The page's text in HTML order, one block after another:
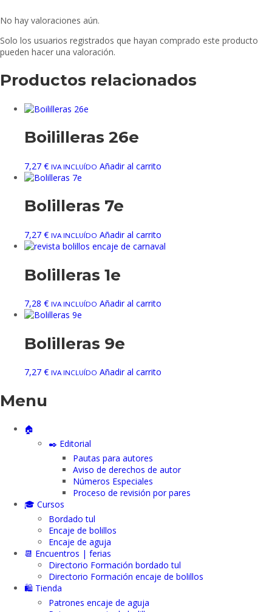
No hay valoraciones aún.
Solo los usuarios registrados que hayan comprado este producto
pueden hacer una valoración.
Productos relacionados
Boililleras 26e
7,27 € IVA INCLUÍDO Añadir al carrito
Bolilleras 7e
7,27 € IVA INCLUÍDO Añadir al carrito
Bolilleras 1e
7,28 € IVA INCLUÍDO Añadir al carrito
Bolilleras 9e
7,27 € IVA INCLUÍDO Añadir al carrito
Menu
🏠
✒️ Editorial
Pautas para autores
Aviso de derechos de autor
Números Especiales
Proceso de revisión por pares
🎓 Cursos
Bordado tul
Encaje de bolillos
Encaje de aguja
📆 Encuentros | ferias
Directorio Formación bordado tul
Directorio Formación encaje de bolillos
🛍️ Tienda
Patrones encaje de aguja